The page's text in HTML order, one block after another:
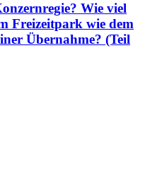
Wie viel
Freizeitpark wie dem
Übernahme? (Teil